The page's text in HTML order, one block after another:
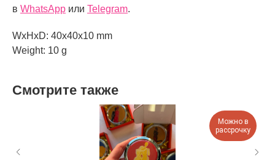
в WhatsApp или Telegram.
WxHxD: 40x40x10 mm
Weight: 10 g
Смотрите также
Можно в
рассрочку